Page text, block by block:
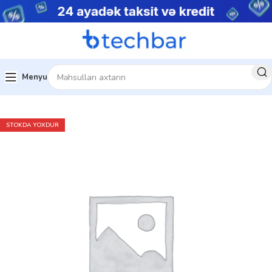
Menyu
Ev Kompüter aksesuarları
STOKDA YOXDUR